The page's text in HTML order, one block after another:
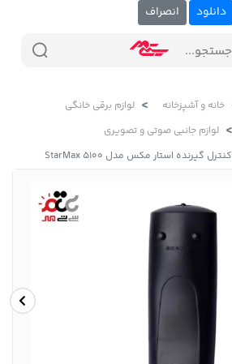
دانلود انصراف
خانه و آشپزخانه
لوازم برقی خانگی
لوازم جانبی صوتی و تصویری
کنترل گیرنده استار مکس مدل StarMax 5100